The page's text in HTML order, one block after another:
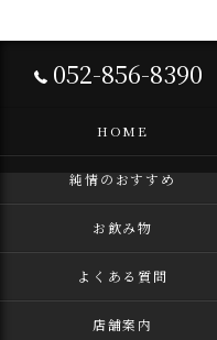
052-856-8390
HOME
純情のおすすめ
お飲み物
よくある質問
店舗案内